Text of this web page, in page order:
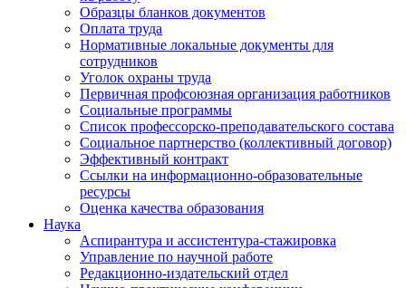
Образцы бланков документов
Оплата труда
Нормативные локальные документы для
сотрудников
Уголок охраны труда
Первичная профсоюзная организация работников
Социальные программы
Список профессорско-преподавательского состава
Социальное партнерство (коллективный договор)
Эффективный контракт
Ссылки на информационно-образовательные
ресурсы
Оценка качества образования
Наука
Аспирантура и ассистентура-стажировка
Управление по научной работе
Редакционно-издательский отдел